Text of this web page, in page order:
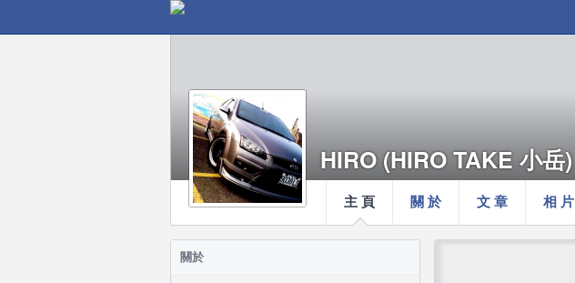
主 頁 關 於 文 章 相 片
HIRO (HIRO TAKE 小岳)
關於